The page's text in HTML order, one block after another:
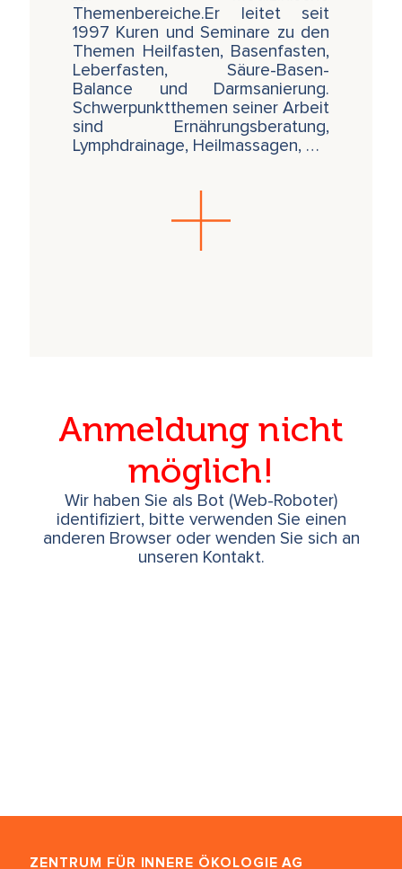
Themenbereiche.Er leitet seit
1997 Kuren und Seminare zu den
Themen Heilfasten, Basenfasten,
Leberfasten, Säure-Basen-
Balance und Darmsanierung.
Schwerpunktthemen seiner Arbeit
sind Ernährungsberatung,
Lymphdrainage, Heilmassagen, …
Anmeldung nicht
möglich!
Wir haben Sie als Bot (Web-Roboter)
identifiziert, bitte verwenden Sie einen
anderen Browser oder wenden Sie sich an
unseren Kontakt.
ZENTRUM FÜR INNERE ÖKOLOGIE AG